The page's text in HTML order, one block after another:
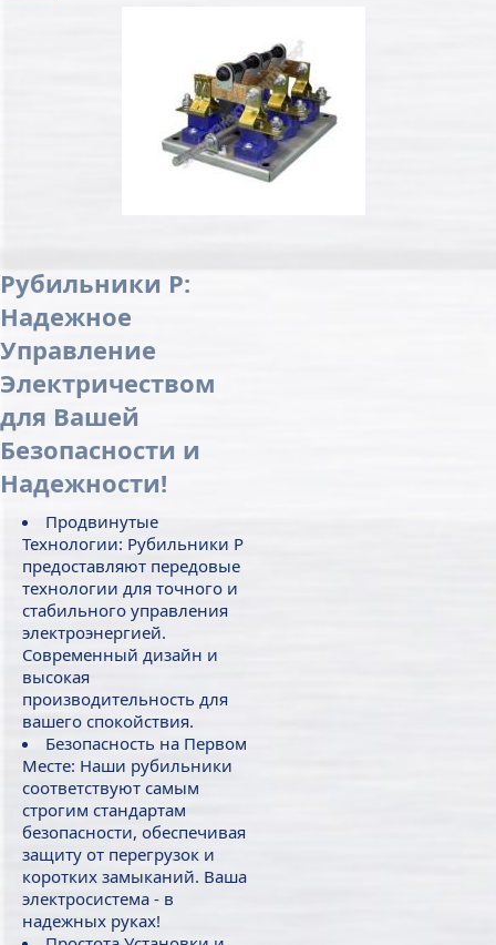
Рубильники Р:
Надежное
Управление
Электричеством
для Вашей
Безопасности и
Надежности!
Продвинутые
Технологии: Рубильники Р
предоставляют передовые
технологии для точного и
стабильного управления
электроэнергией.
Современный дизайн и
высокая
производительность для
вашего спокойствия.
Безопасность на Первом
Месте: Наши рубильники
соответствуют самым
строгим стандартам
безопасности, обеспечивая
защиту от перегрузок и
коротких замыканий. Ваша
электросистема - в
надежных руках!